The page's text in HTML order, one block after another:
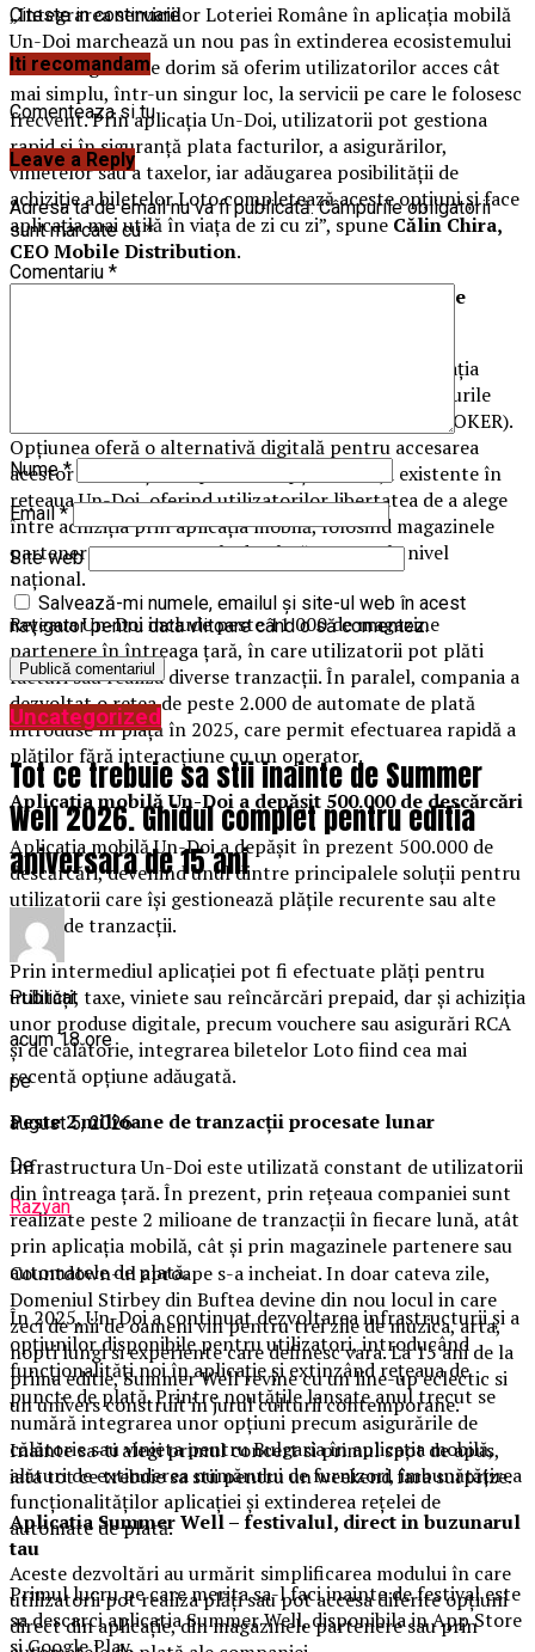
„Integrarea serviciilor Loteriei Române în aplicația mobilă
Un-Doi marchează un nou pas în extinderea ecosistemului
nostru digital. Ne dorim să oferim utilizatorilor acces cât
mai simplu, într-un singur loc, la servicii pe care le folosesc
frecvent. Prin aplicația Un-Doi, utilizatorii pot gestiona
rapid și în siguranță plata facturilor, a asigurărilor,
vinietelor sau a taxelor, iar adăugarea posibilității de
achiziție a biletelor Loto completează aceste opțiuni și face
aplicația mai utilă în viața de zi cu zi”, spune Călin Chira,
CEO Mobile Distribution.
Serviciile Loteriei Române, disponibile prin toate
Prin integrarea serviciilor Loteriei Române în aplicația
mobilă, utilizatorii pot achiziționa bilete pentru jocurile
loto direct de pe telefon (LOTO 6/49, LOTO 5/40, JOKER).
Opțiunea oferă o alternativă digitală pentru accesarea
acestor servicii și completează opțiunile deja existente în
rețeaua Un-Doi, oferind utilizatorilor libertatea de a alege
între achiziția prin aplicația mobilă, folosind magazinele
partenere sau automatele de plată operate la nivel
național.
Rețeaua Un-Doi include peste 11.000 de magazine
partenere în întreaga țară, în care utilizatorii pot plăti
facturi sau realiza diverse tranzacții. În paralel, compania a
dezvoltat o rețea de peste 2.000 de automate de plată
introduse în piață în 2025, care permit efectuarea rapidă a
plăților fără interacțiune cu un operator.
Aplicația mobilă Un-Doi a depășit 500.000 de descărcări
Aplicația mobilă Un-Doi a depășit în prezent 500.000 de
descărcări, devenind unul dintre principalele soluții pentru
utilizatorii care își gestionează plățile recurente sau alte
tipuri de tranzacții.
Prin intermediul aplicației pot fi efectuate plăți pentru
utilități, taxe, viniete sau reîncărcări prepaid, dar și achiziția
unor produse digitale, precum vouchere sau asigurări RCA
și de călătorie, integrarea biletelor Loto fiind cea mai
recentă opțiune adăugată.
Peste 2 milioane de tranzacții procesate lunar
Infrastructura Un-Doi este utilizată constant de utilizatorii
din întreaga țară. În prezent, prin rețeaua companiei sunt
realizate peste 2 milioane de tranzacții în fiecare lună, atât
prin aplicația mobilă, cât și prin magazinele partenere sau
automatele de plată.
În 2025, Un-Doi a continuat dezvoltarea infrastructurii și a
opțiunilor disponibile pentru utilizatori, introducând
funcționalități noi în aplicație și extinzând rețeaua de
puncte de plată. Printre noutățile lansate anul trecut se
numără integrarea unor opțiuni precum asigurările de
călătorie sau vinieta pentru Bulgaria în aplicația mobilă,
alături de extinderea numărului de furnizori, îmbunătățirea
funcționalităților aplicației și extinderea rețelei de
automate de plată.
Aceste dezvoltări au urmărit simplificarea modului în care
utilizatorii pot realiza plăți sau pot accesa diferite opțiuni
direct din aplicație, din magazinele partenere sau prin
Citeste in continuare
Iti recomandam
Comenteaza si tu
Leave a Reply
Adresa ta de email nu va fi publicată. Câmpurile obligatorii
sunt marcate cu*
Comentariu *
Nume*
Email*
Site web
Salvează-mi numele, emailul și site-ul web în acest
navigator pentru data viitoare când o să comentez.
Uncategorized
Tot ce trebuie sa stii inainte de Summer
Well 2026. Ghidul complet pentru editia
aniversara de 15 ani
Publicat
acum 18 ore
pe
august 5, 2026
De
Razvan
Countdown-ul aproape s-a incheiat. In doar cateva zile,
Domeniul Stirbey din Buftea devine din nou locul in care
zeci de mii de oameni vin pentru trei zile de muzica, arta,
nopti lungi si experiente care definesc vara. La 15 ani de la
prima editie, Summer Well revine cu un line-up eclectic si
un univers construit in jurul culturii contemporane.
Inainte sa-ti alegi primul concert si primul spot de apus,
iata tot ce trebuie sa stii pentru un weekend fara surprize.
Aplicatia Summer Well– festivalul, direct in buzunarul
tau
Primul lucru pe care merita sa-l faci inainte de festival este
sa descarci aplicatia Summer Well, disponibila in App Store
si Google Play.